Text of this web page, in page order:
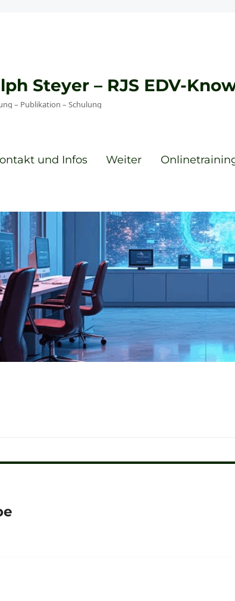
Steyer – RJS EDV-
– Publikation – Schulung
und Infos Weiter